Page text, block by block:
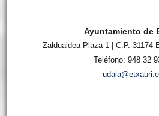
Ayuntamiento de
Zaldualdea Plaza 1 | C.P. 31174
Teléfono: 948 32